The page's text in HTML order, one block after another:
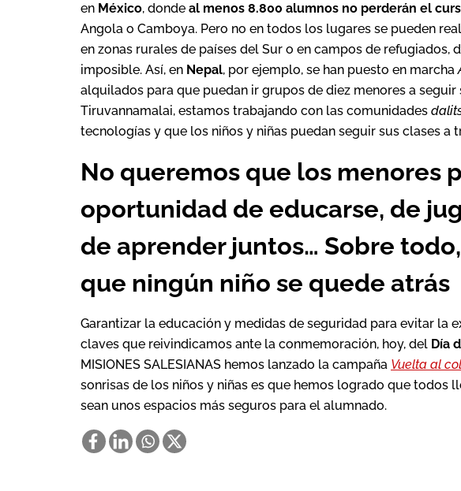
en México, donde al menos 8.800 alumnos no perderán el
Angola o Camboya. Pero no en todos los lugares se pueden
en zonas rurales de países del Sur o en campos de refugiados,
imposible. Así, en Nepal, por ejemplo, se han puesto en marcha
alquilados para que puedan ir grupos de diez menores a seguir
Tiruvannamalai, estamos trabajando con las comunidades
tecnologías y que los niños y niñas puedan seguir sus clases a
No queremos que los menores
oportunidad de educarse, de
de aprender juntos… Sobre
que ningún niño se quede atrás
Garantizar la educación y medidas de seguridad para evitar la
claves que reivindicamos ante la conmemoración, hoy, del Día
MISIONES SALESIANAS hemos lanzado la campaña Vuelta al
sonrisas de los niños y niñas es que hemos logrado que todos
sean unos espacios más seguros para el alumnado.